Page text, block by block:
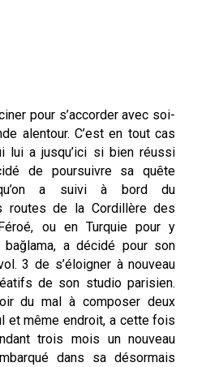
pour s’accorder avec soi-
alentour. C’est en tout cas
lui a jusqu’ici si bien réussi
de poursuivre sa quête
qu’on a suivi à bord du
routes de la Cordillère des
ou en Turquie pour y
a décidé pour son
3 de s’éloigner à nouveau
de son studio parisien.
du mal à composer deux
et même endroit, a cette fois
trois mois un nouveau
dans sa désormais